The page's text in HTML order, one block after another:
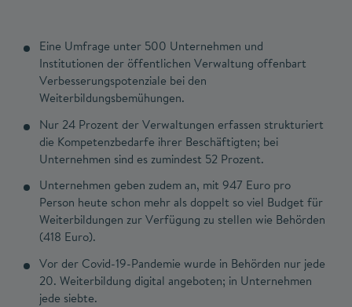
Eine Umfrage unter 500 Unternehmen und
Institutionen der öffentlichen Verwaltung offenbart
Verbesserungspotenziale bei den
Weiterbildungsbemühungen.
Nur 24 Prozent der Verwaltungen erfassen strukturiert
die Kompetenzbedarfe ihrer Beschäftigten; bei
Unternehmen sind es zumindest 52 Prozent.
Unternehmen geben zudem an, mit 947 Euro pro
Person heute schon mehr als doppelt so viel Budget für
Weiterbildungen zur Verfügung zu stellen wie Behörden
(418 Euro).
Vor der Covid-19-Pandemie wurde in Behörden nur jede
20. Weiterbildung digital angeboten; in Unternehmen
jede siebte.